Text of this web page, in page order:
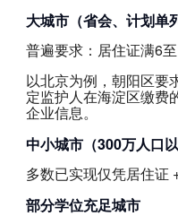
大城市（省会、计划单
普遍要求：居住证满6
以北京为例，朝阳区要
定监护人在海淀区缴费
企业信息。
中小城市（300万人口以
多数已实现仅凭居住证
部分学位充足城市